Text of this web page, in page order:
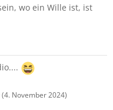
wo ein Wille ist, ist
(4. November 2024)